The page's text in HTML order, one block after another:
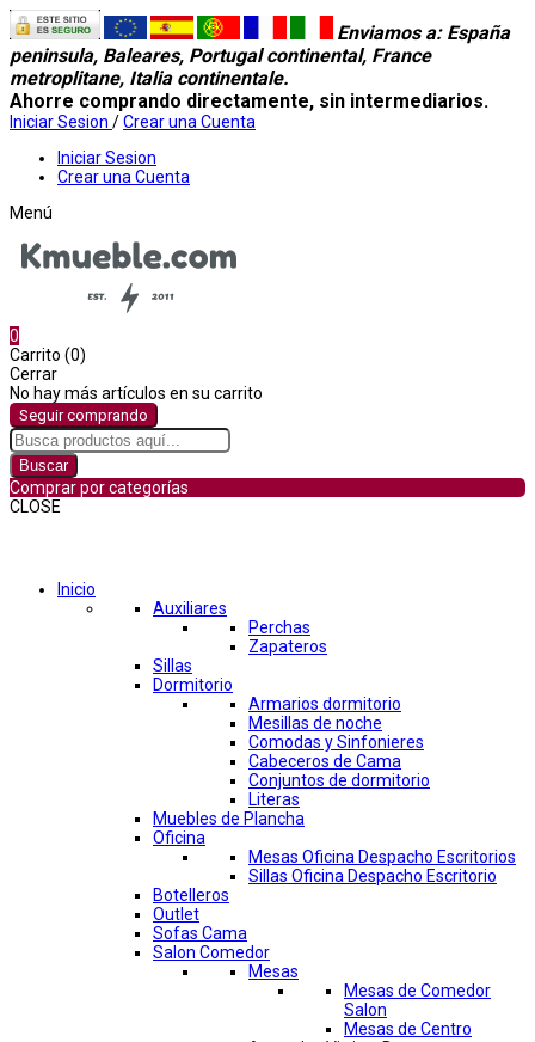
Enviamos a: España
peninsula, Baleares, Portugal continental, France
metroplitane, Italia continentale.
Ahorre comprando directamente, sin intermediarios.
Iniciar Sesion /Crear una Cuenta
Iniciar Sesion
Crear una Cuenta
Menú
0
Carrito (0)
Cerrar
No hay más artículos en su carrito
Seguir comprando
Buscar
Comprar por categorías
CLOSE
Inicio
Auxiliares
Perchas
Zapateros
Sillas
Dormitorio
Armarios dormitorio
Mesillas de noche
Comodas y Sinfonieres
Cabeceros de Cama
Conjuntos de dormitorio
Literas
Muebles de Plancha
Oficina
Mesas Oficina Despacho Escritorios
Sillas Oficina Despacho Escritorio
Botelleros
Outlet
Sofas Cama
Salon Comedor
Mesas
Mesas de Comedor
Salon
Mesas de Centro